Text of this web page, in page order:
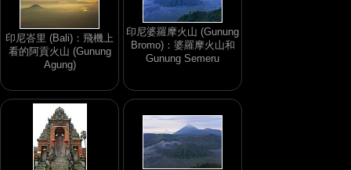
印尼峇里 (Bali)：飛機上
看的阿貢火山 (Gunung
Agung)
印尼婆羅摩火山 (Gunung
Bromo)：婆羅摩火山和
Gunung Semeru